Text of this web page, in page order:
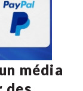
média